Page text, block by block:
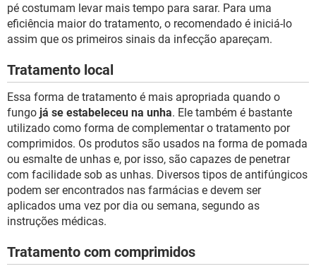
pé costumam levar mais tempo para sarar. Para uma
eficiência maior do tratamento, o recomendado é iniciá-lo
assim que os primeiros sinais da infecção apareçam.
Tratamento local
Essa forma de tratamento é mais apropriada quando o
fungo já se estabeleceu na unha. Ele também é bastante
utilizado como forma de complementar o tratamento por
comprimidos. Os produtos são usados na forma de pomada
ou esmalte de unhas e, por isso, são capazes de penetrar
com facilidade sob as unhas. Diversos tipos de antifúngicos
podem ser encontrados nas farmácias e devem ser
aplicados uma vez por dia ou semana, segundo as
instruções médicas.
Tratamento com comprimidos